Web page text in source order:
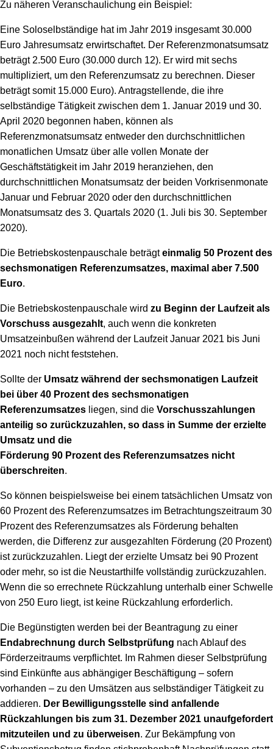
Zu näheren Veranschaulichung ein Beispiel:
Eine Soloselbständige hat im Jahr 2019 insgesamt 30.000
Euro Jahresumsatz erwirtschaftet. Der Referenzmonatsumsatz
beträgt 2.500 Euro (30.000 durch 12). Er wird mit sechs
multipliziert, um den Referenzumsatz zu berechnen. Dieser
beträgt somit 15.000 Euro). Antragstellende, die ihre
selbständige Tätigkeit zwischen dem 1. Januar 2019 und 30.
April 2020 begonnen haben, können als
Referenzmonatsumsatz entweder den durchschnittlichen
monatlichen Umsatz über alle vollen Monate der
Geschäftstätigkeit im Jahr 2019 heranziehen, den
durchschnittlichen Monatsumsatz der beiden Vorkrisenmonate
Januar und Februar 2020 oder den durchschnittlichen
Monatsumsatz des 3. Quartals 2020 (1. Juli bis 30. September
2020).
Die Betriebskostenpauschale beträgteinmalig 50 Prozent des
sechsmonatigen Referenzumsatzes, maximal aber 7.500
Euro.
Die Betriebskostenpauschale wird zu Beginn der Laufzeit als
Vorschuss ausgezahlt, auch wenn die konkreten
Umsatzeinbußen während der Laufzeit Januar 2021 bis Juni
2021 noch nicht feststehen.
Sollte der Umsatz während der sechsmonatigen Laufzeit
bei über 40 Prozent des sechsmonatigen
Referenzumsatzes liegen, sind die Vorschusszahlungen
anteilig so zurückzuzahlen, so dass in Summe der erzielte
Umsatz und die
Förderung 90 Prozent des Referenzumsatzes nicht
überschreiten.
So können beispielsweise bei einem tatsächlichen Umsatz von
60 Prozent des Referenzumsatzes im Betrachtungszeitraum 30
Prozent des Referenzumsatzes als Förderung behalten
werden, die Differenz zur ausgezahlten Förderung (20 Prozent)
ist zurückzuzahlen. Liegt der erzielte Umsatz bei 90 Prozent
oder mehr, so ist die Neustarthilfe vollständig zurückzuzahlen.
Wenn die so errechnete Rückzahlung unterhalb einer Schwelle
von 250 Euro liegt, ist keine Rückzahlung erforderlich.
Die Begünstigten werden bei der Beantragung zu einer
Endabrechnung durch Selbstprüfung nach Ablauf des
Förderzeitraums verpflichtet. Im Rahmen dieser Selbstprüfung
sind Einkünfte aus abhängiger Beschäftigung – sofern
vorhanden – zu den Umsätzen aus selbständiger Tätigkeit zu
addieren. Der Bewilligungsstelle sind anfallende
Rückzahlungen bis zum 31. Dezember 2021 unaufgefordert
mitzuteilen und zu überweisen. Zur Bekämpfung von